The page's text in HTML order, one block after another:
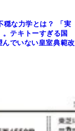
穏な力学とは？ 「実
テキトーすぎる国
でいない皇室典範改